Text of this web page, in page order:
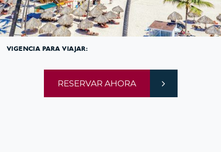
VIGENCIA PARA VIAJAR:
RESERVAR AHORA